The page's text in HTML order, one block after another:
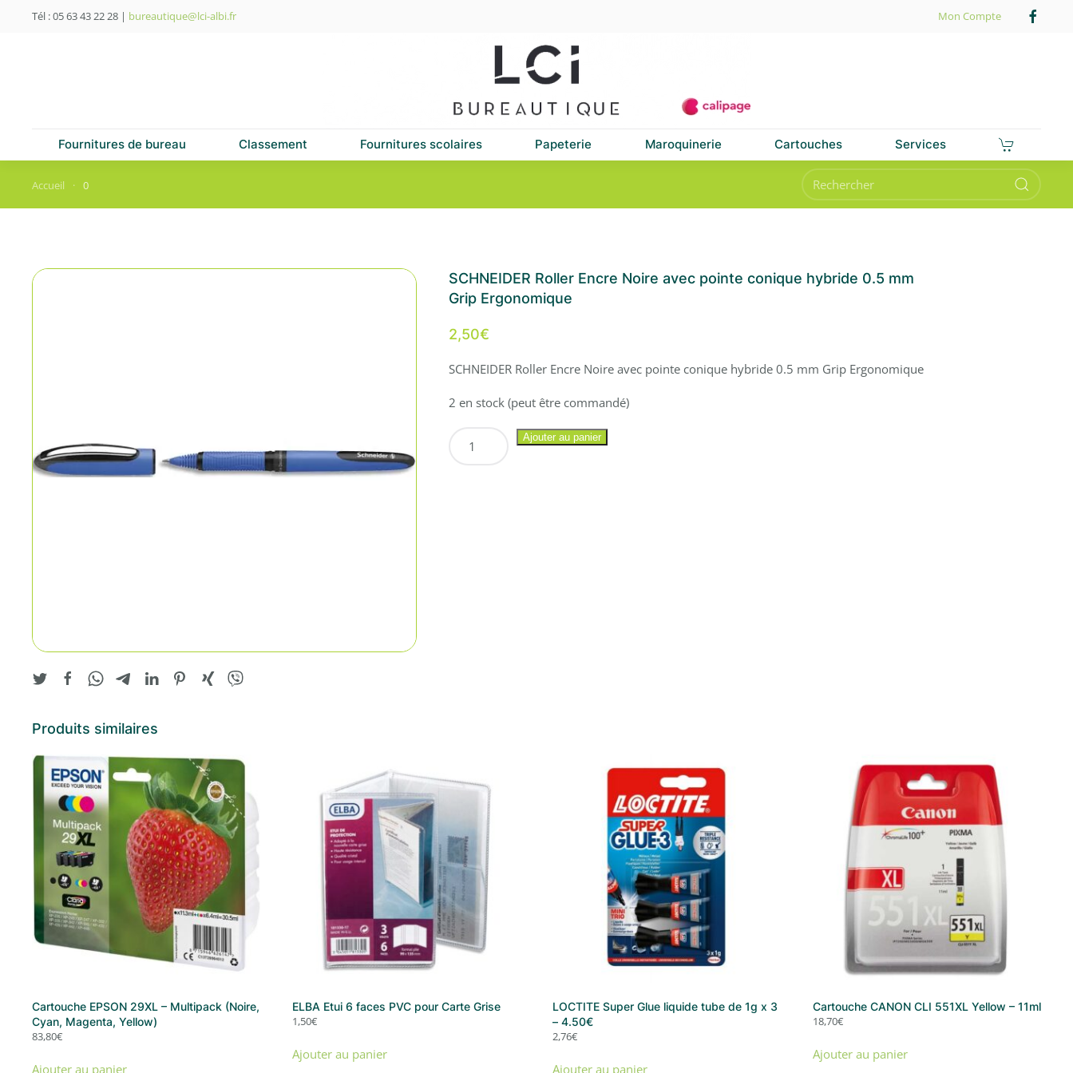
Tél : 05 63 43 22 28 | bureautique@lci-albi.fr Mon Compte
Fournitures de bureau Classement Fournitures scolaires Papeterie Maroquinerie Cartouches Services
Accueil 0
SCHNEIDER Roller Encre Noire avec pointe conique hybride 0.5 mm
Grip Ergonomique
2,50€
SCHNEIDER Roller Encre Noire avec pointe conique hybride 0.5 mm Grip Ergonomique
2 en stock (peut être commandé)
Ajouter au panier
Produits similaires
Cartouche EPSON 29XL – Multipack (Noire,
Cyan, Magenta, Yellow)
83,80€
Ajouter au panier
ELBA Etui 6 faces PVC pour Carte Grise
1,50€
Ajouter au panier
LOCTITE Super Glue liquide tube de 1g x 3
– 4.50€
2,76€
Ajouter au panier
Cartouche CANON CLI 551XL Yellow – 11ml
18,70€
Ajouter au panier